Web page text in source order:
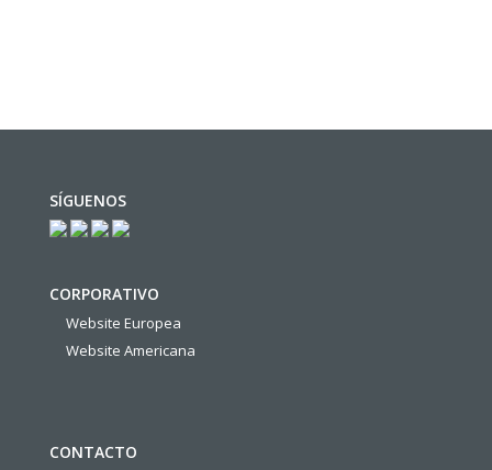
SÍGUENOS
CORPORATIVO
Website Europea
Website Americana
CONTACTO